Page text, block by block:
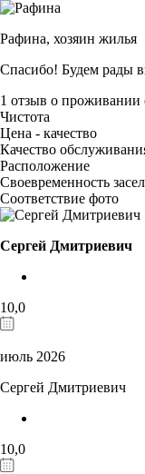
Рафина, хозяин жилья
Спасибо! Будем рады
1 отзыв о проживании
Чистота
Цена - качество
Качество
Расположение
Своевременность
Соответствие фото
Сергей Дмитриевич
10,0
июль 2026
Сергей Дмитриевич
10,0